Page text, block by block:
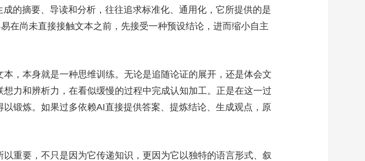
的摘要、导读和分析，往往追求标准化、通用化，它所提供的是
在尚未直接接触文本之前，先接受一种预设结论，进而缩小自主
本身就是一种思维训练。无论是追随论证的展开，还是体会文
力和辨析力，在看似缓慢的过程中完成认知加工。正是在这一过
锻炼。如果过多依赖AI直接提供答案、提炼结论、生成观点，原
要，不只是因为它传递知识，更因为它以独特的语言形式、叙